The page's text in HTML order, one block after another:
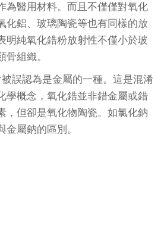
為醫用材料。而且不僅僅對氧化
化鋁、玻璃陶瓷等也有同樣的放
明純氧化鋯粉放射性不僅小於玻
骨組織。
誤認為是金屬的一種。這是混淆
學概念，氧化鋯並非錯金屬或錯
，但卻是氧化物陶瓷。如氯化鈉
金屬鈉的區別。